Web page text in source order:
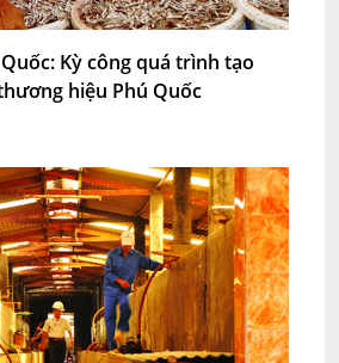
Kỳ công quá trình tạo
hiệu Phú Quốc